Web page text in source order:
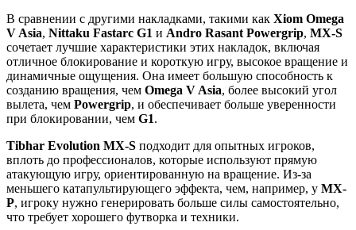
В сравнении с другими накладками, такими как Xiom Omega
V Asia, Nittaku Fastarc G1 и Andro Rasant Powergrip, MX-S
сочетает лучшие характеристики этих накладок, включая
отличное блокирование и короткую игру, высокое вращение и
динамичные ощущения. Она имеет большую способность к
созданию вращения, чем Omega V Asia, более высокий угол
вылета, чем Powergrip, и обеспечивает больше уверенности
при блокировании, чем G1.
Tibhar Evolution MX-S подходит для опытных игроков,
вплоть до профессионалов, которые используют прямую
атакующую игру, ориентированную на вращение. Из-за
меньшего катапультирующего эффекта, чем, например, у MX-
P, игроку нужно генерировать больше силы самостоятельно,
что требует хорошего футворка и техники.